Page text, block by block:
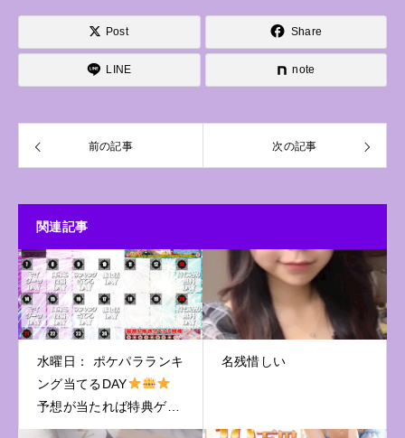
Post Share
LINE note
前の記事 次の記事
関連記事
水曜日： ポケパラランキ
ング当てるDAY
予想が当たれば特典ゲッ
ト！
名残惜しい